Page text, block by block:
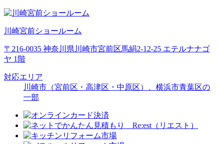
川崎宮前ショールーム
〒216-0035 神奈川県川崎市宮前区馬絹2-12-25 エテルナナゴ
ヤ 1階
対応エリア
川崎市（宮前区・高津区・中原区）、横浜市青葉区の
一部